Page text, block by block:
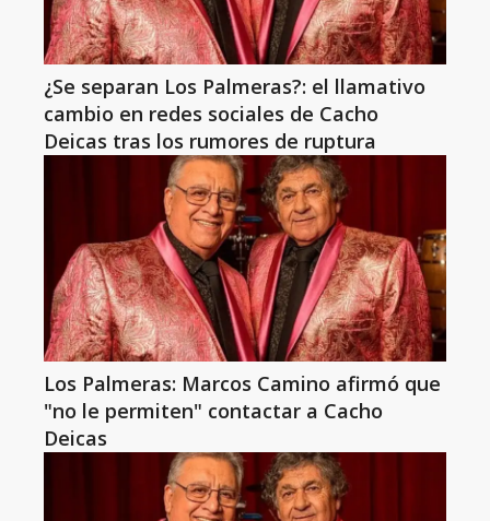
¿Se separan Los Palmeras?: el llamativo
cambio en redes sociales de Cacho
Deicas tras los rumores de ruptura
Los Palmeras: Marcos Camino afirmó que
"no le permiten" contactar a Cacho
Deicas